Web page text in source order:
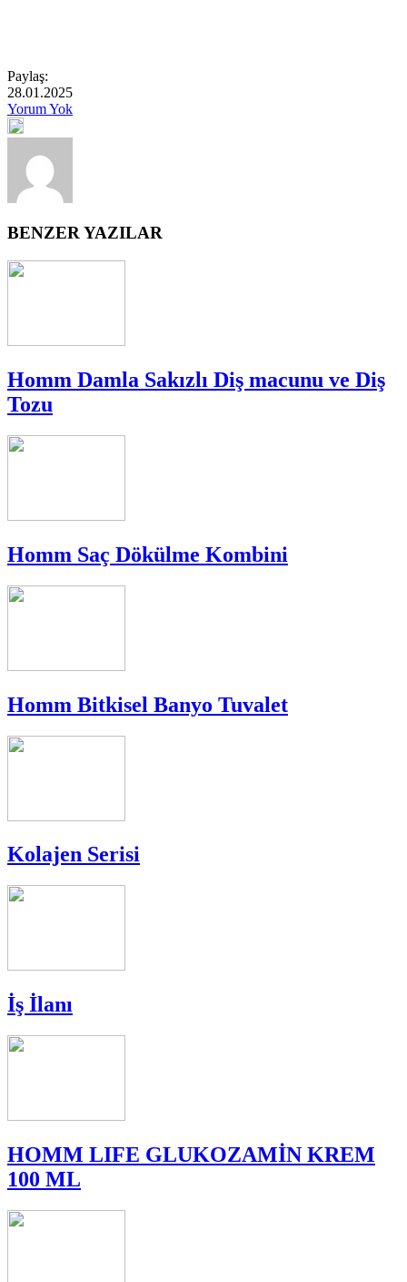
Paylaş:
28.01.2025
Yorum Yok
BENZER YAZILAR
Homm Damla Sakızlı Diş macunu ve Diş
Tozu
Homm Saç Dökülme Kombini
Homm Bitkisel Banyo Tuvalet
Kolajen Serisi
İş İlanı
HOMM LIFE GLUKOZAMİN KREM
100 ML